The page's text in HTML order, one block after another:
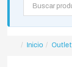
Inicio Outlet